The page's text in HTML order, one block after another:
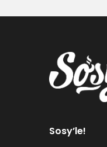
Sosy’le!